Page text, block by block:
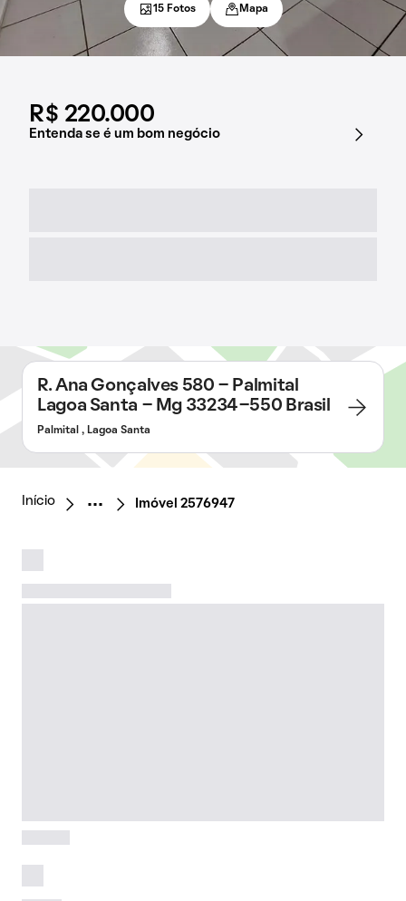
R$ 220.000
Entenda se é um bom negócio
15 Fotos Mapa
R. Ana Gonçalves 580 - Palmital
Lagoa Santa - Mg 33234-550 Brasil
Palmital , Lagoa Santa
Início Imóvel 2576947